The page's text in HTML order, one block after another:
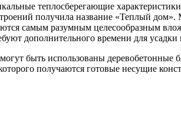
теплосберегающие
получила название «Теплый
самым разумным целесообразным
дополнительного времени для усадки
быть использованы
получаются готовые несущие